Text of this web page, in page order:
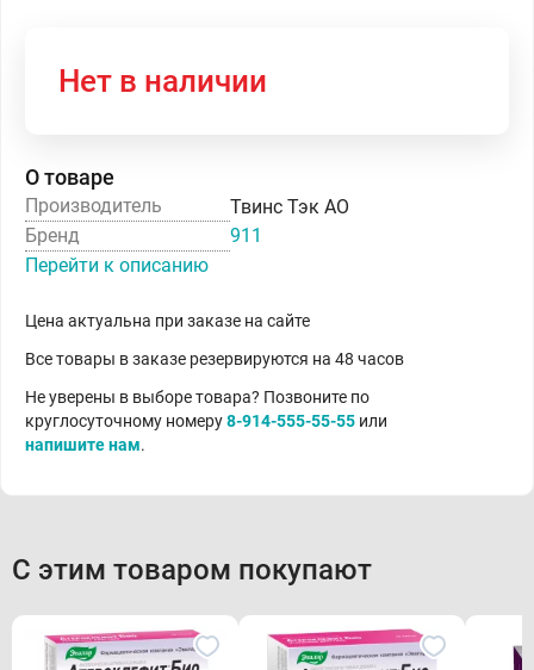
Нет в наличии
О товаре
Производитель
Твинс Тэк АО
Бренд
911
Перейти к описанию
Цена актуальна при заказе на сайте
Все товары в заказе резервируются на 48 часов
Не уверены в выборе товара? Позвоните по
круглосуточному номеру8-914-555-55-55 или
напишите нам.
С этим товаром покупают